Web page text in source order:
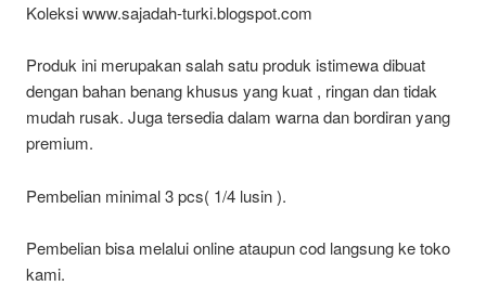
Koleksi www.sajadah-turki.blogspot.com
Produk ini merupakan salah satu produk istimewa dibuat
dengan bahan benang khusus yang kuat , ringan dan tidak
mudah rusak. Juga tersedia dalam warna dan bordiran yang
premium.
Pembelian minimal 3 pcs( 1/4 lusin ).
Pembelian bisa melalui online ataupun cod langsung ke toko
kami.